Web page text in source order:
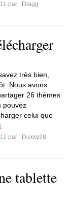
par
Diagg
très bien,
Nous avons
26 thèmes
pouvez
celui que
par
Duxxy28
tablette